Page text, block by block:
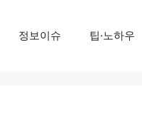
정보이슈 팁·노하우